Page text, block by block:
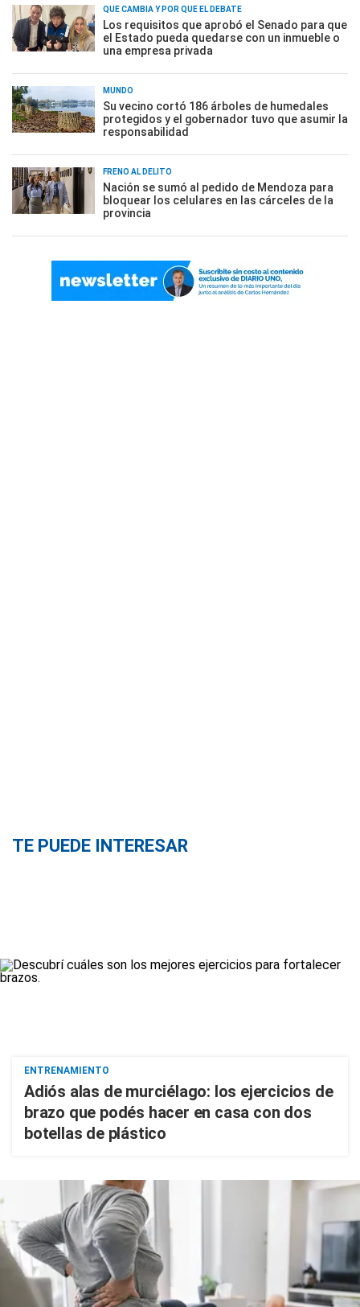
QUÉ CAMBIA Y POR QUÉ EL DEBATE
Los requisitos que aprobó el Senado para que
el Estado pueda quedarse con un inmueble o
una empresa privada
MUNDO
Su vecino cortó 186 árboles de humedales
protegidos y el gobernador tuvo que asumir la
responsabilidad
FRENO AL DELITO
Nación se sumó al pedido de Mendoza para
bloquear los celulares en las cárceles de la
provincia
TE PUEDE INTERESAR
ENTRENAMIENTO
Adiós alas de murciélago: los ejercicios de
brazo que podés hacer en casa con dos
botellas de plástico